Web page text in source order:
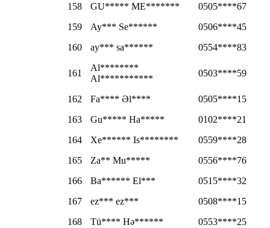
158
GU***** ME*******
0505****67
159
Ay*** Se******
0506****45
160
ay*** sa****** 0554****83
161
Al********
Al***********
0503****59
162 Fa**** Əl****
0505****15
163
Gu***** Ha*****
0102****21
164
Xe****** Is********
0559****28
165
Za** Mu*****
0556****76
166
Ba****** El***
0515****32
167
ez*** ez***
0508****15
168
Tü**** Hə****** 0553****25